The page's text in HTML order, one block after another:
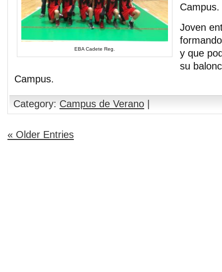
EBA Cadete Reg.
Campus.
Joven
y que
su
Campus.
Category: Campus de Verano |
« Older Entries